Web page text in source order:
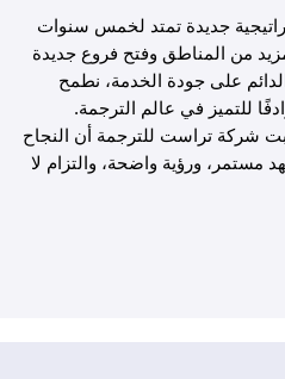
جديدة تمتد لخمس سنوات
من المناطق وفتح فروع جديدة
على جودة الخدمة، نطمح
للتميز في عالم الترجمة.
شركة تراست للترجمة أن النجاح
ورؤية واضحة، والتزام لا